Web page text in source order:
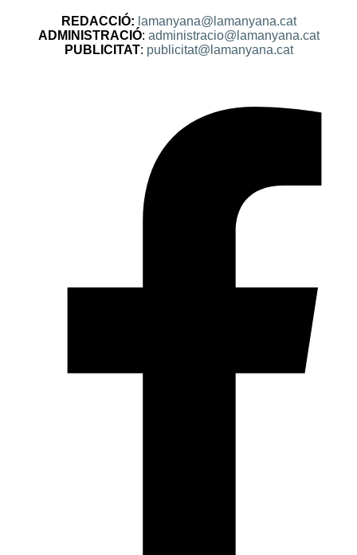
REDACCIÓ: lamanyana@lamanyana.cat
ADMINISTRACIÓ: administracio@lamanyana.cat
PUBLICITAT: publicitat@lamanyana.cat